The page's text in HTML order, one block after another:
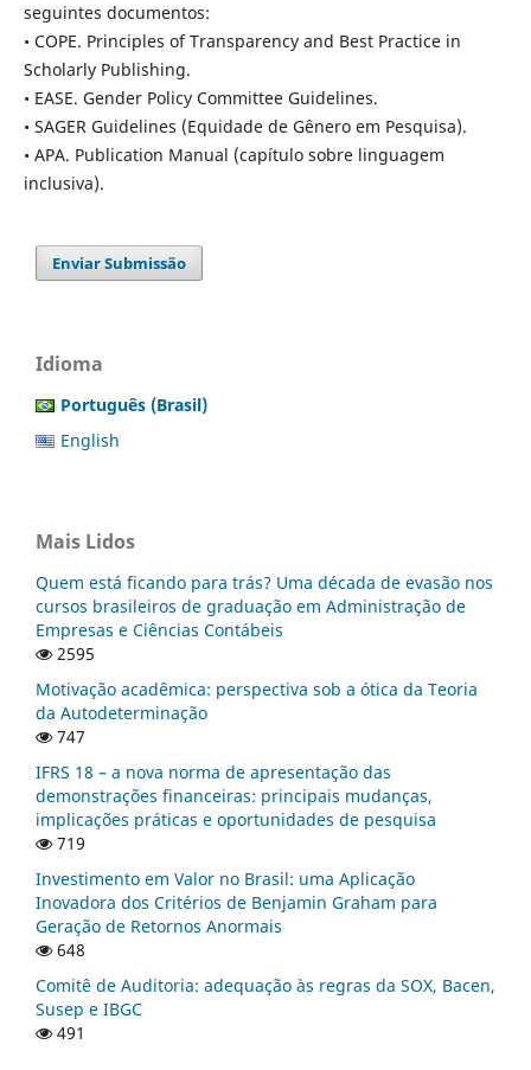
seguintes documentos:
• COPE. Principles of Transparency and Best Practice in
Scholarly Publishing.
• EASE. Gender Policy Committee Guidelines.
• SAGER Guidelines (Equidade de Gênero em Pesquisa).
• APA. Publication Manual (capítulo sobre linguagem
inclusiva).
Enviar Submissão
Idioma
Português (Brasil)
English
Mais Lidos
Quem está ficando para trás? Uma década de evasão nos
cursos brasileiros de graduação em Administração de
Empresas e Ciências Contábeis
2595
Motivação acadêmica: perspectiva sob a ótica da Teoria
da Autodeterminação
747
IFRS 18 – a nova norma de apresentação das
demonstrações financeiras: principais mudanças,
implicações práticas e oportunidades de pesquisa
719
Investimento em Valor no Brasil: uma Aplicação
Inovadora dos Critérios de Benjamin Graham para
Geração de Retornos Anormais
648
Comitê de Auditoria: adequação às regras da SOX, Bacen,
Susep e IBGC
491